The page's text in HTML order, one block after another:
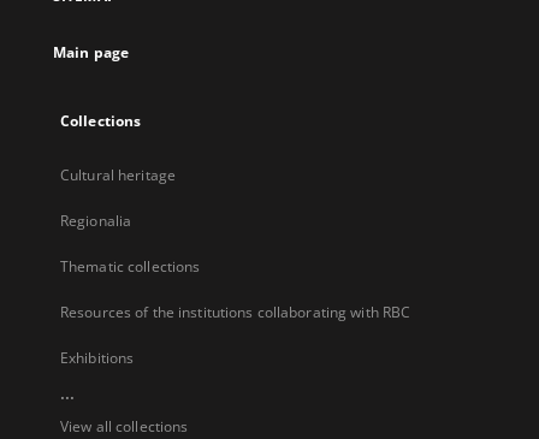
Main page
Collections
Cultural heritage
Regionalia
Thematic collections
Resources of the institutions collaborating with RBC
Exhibitions
...
View all collections